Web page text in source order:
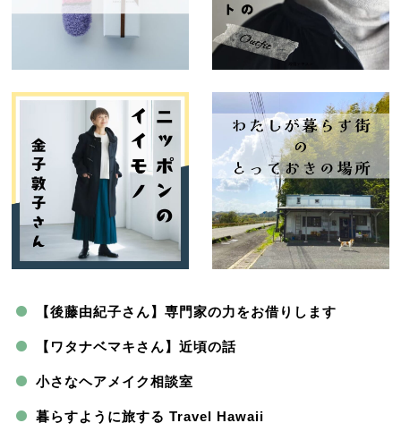
【後藤由紀子さん】専門家の力をお借りします
【ワタナベマキさん】近頃の話
小さなヘアメイク相談室
暮らすように旅する Travel Hawaii